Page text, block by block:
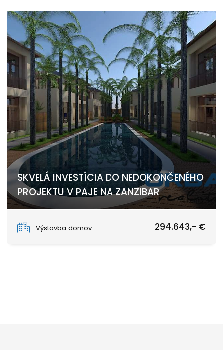
SKVELÁ INVESTÍCIA DO NEDOKONČENÉHO
PROJEKTU V PAJE NA ZANZIBAR
Výstavba domov
294.643,- €